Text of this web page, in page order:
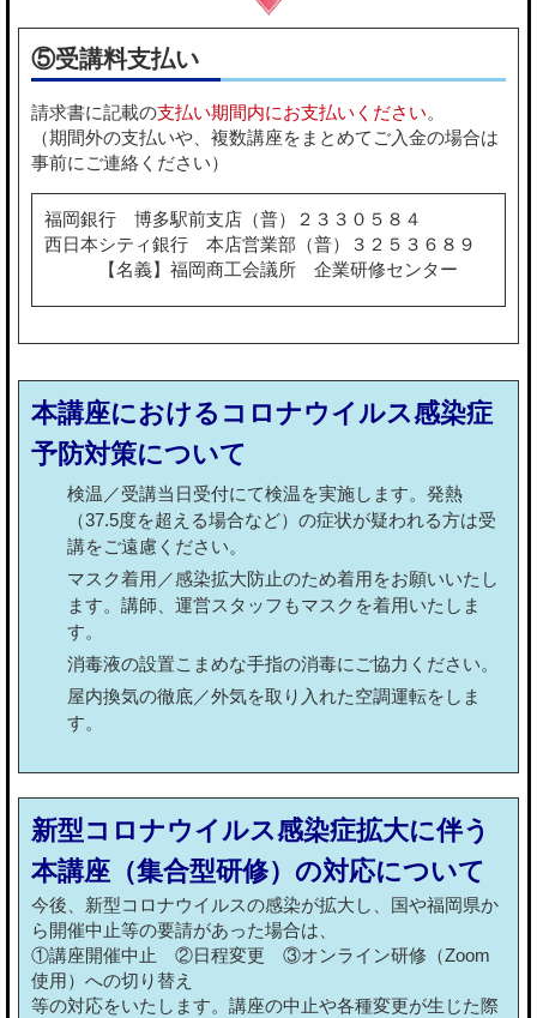
⑤受講料支払い
請求書に記載の支払い期間内にお支払いください。
（期間外の支払いや、複数講座をまとめてご入金の場合は
事前にご連絡ください）
福岡銀行 博多駅前支店（普）２３３０５８４
西日本シティ銀行 本店営業部（普）３２５３６８９
【名義】福岡商工会議所 企業研修センター
本講座におけるコロナウイルス感染症
予防対策について
検温／受講当日受付にて検温を実施します。発熱
（37.5度を超える場合など）の症状が疑われる方は受
講をご遠慮ください。
マスク着用／感染拡大防止のため着用をお願いいたし
ます。講師、運営スタッフもマスクを着用いたしま
す。
消毒液の設置こまめな手指の消毒にご協力ください。
屋内換気の徹底／外気を取り入れた空調運転をしま
す。
新型コロナウイルス感染症拡大に伴う
本講座（集合型研修）の対応について
今後、新型コロナウイルスの感染が拡大し、国や福岡県か
ら開催中止等の要請があった場合は、
①講座開催中止 ②日程変更 ③オンライン研修（Zoom
使用）への切り替え
等の対応をいたします。講座の中止や各種変更が生じた際